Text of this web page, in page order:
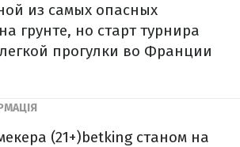
из самых опасных
грунте, но старт турнира
прогулки во Франции
(21+)betking станом на